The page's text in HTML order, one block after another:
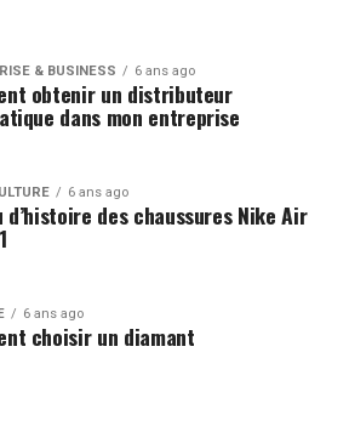
& BUSINESS 6 ans ago
obtenir un distributeur
dans mon entreprise
6 ans ago
d’histoire des chaussures Nike Air
6 ans ago
choisir un diamant